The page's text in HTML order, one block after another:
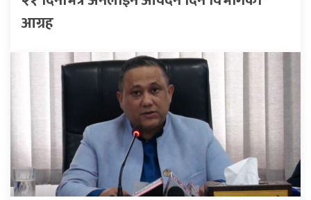
आग्रह